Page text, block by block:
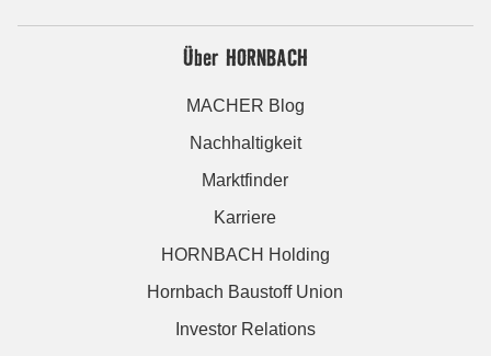
Über HORNBACH
MACHER Blog
Nachhaltigkeit
Marktfinder
Karriere
HORNBACH Holding
Hornbach Baustoff Union
Investor Relations